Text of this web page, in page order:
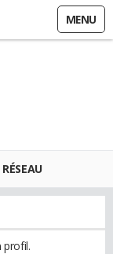
MENU
RÉSEAU
profil.